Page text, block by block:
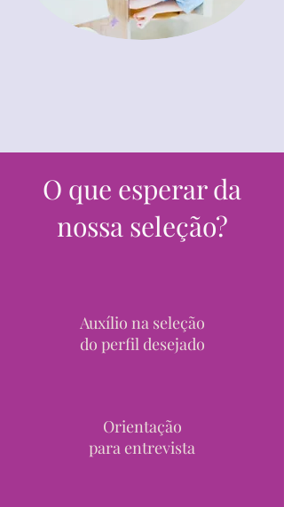
O que esperar da
nossa seleção?
Auxílio na seleção
do perfil desejado
Orientação
para entrevista